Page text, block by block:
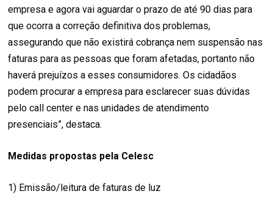
empresa e agora vai aguardar o prazo de até 90 dias para
que ocorra a correção definitiva dos problemas,
assegurando que não existirá cobrança nem suspensão nas
faturas para as pessoas que foram afetadas, portanto não
haverá prejuízos a esses consumidores. Os cidadãos
podem procurar a empresa para esclarecer suas dúvidas
pelo call center e nas unidades de atendimento
presenciais”, destaca.
Medidas propostas pela Celesc
1) Emissão/leitura de faturas de luz